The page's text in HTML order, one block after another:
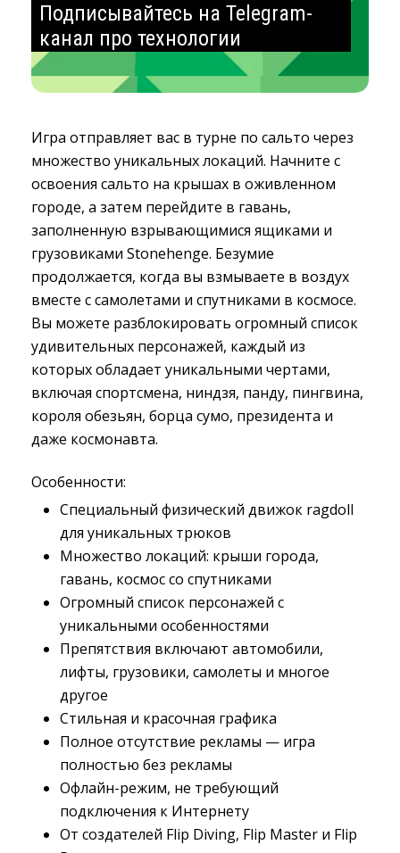
Подписывайтесь на Telegram-
канал про технологии
Игра отправляет вас в турне по сальто через
множество уникальных локаций. Начните с
освоения сальто на крышах в оживленном
городе, а затем перейдите в гавань,
заполненную взрывающимися ящиками и
грузовиками Stonehenge. Безумие
продолжается, когда вы взмываете в воздух
вместе с самолетами и спутниками в космосе.
Вы можете разблокировать огромный список
удивительных персонажей, каждый из
которых обладает уникальными чертами,
включая спортсмена, ниндзя, панду, пингвина,
короля обезьян, борца сумо, президента и
даже космонавта.
Особенности:
Специальный физический движок ragdoll
для уникальных трюков
Множество локаций: крыши города,
гавань, космос со спутниками
Огромный список персонажей с
уникальными особенностями
Препятствия включают автомобили,
лифты, грузовики, самолеты и многое
другое
Стильная и красочная графика
Полное отсутствие рекламы — игра
полностью без рекламы
Офлайн-режим, не требующий
подключения к Интернету
От создателей Flip Diving, Flip Master и Flip